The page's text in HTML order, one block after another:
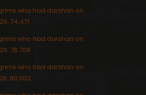
who had darshan on
74,471
who had darshan on
78,709
who had darshan on
80,003